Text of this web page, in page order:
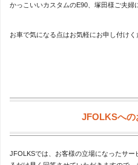
かっこいいカスタムのE90、塚田様ご夫婦
お車で気になる点はお気軽にお申し付け
JFOLKSへの
JFOLKSでは、お客様の立場になったサ